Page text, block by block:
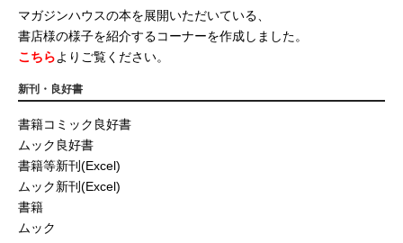
マガジンハウスの本を展開いただいている、
書店様の様子を紹介するコーナーを作成しました。
こちらよりご覧ください。
新刊・良好書
書籍コミック良好書
ムック良好書
書籍等新刊(Excel)
ムック新刊(Excel)
書籍
ムック